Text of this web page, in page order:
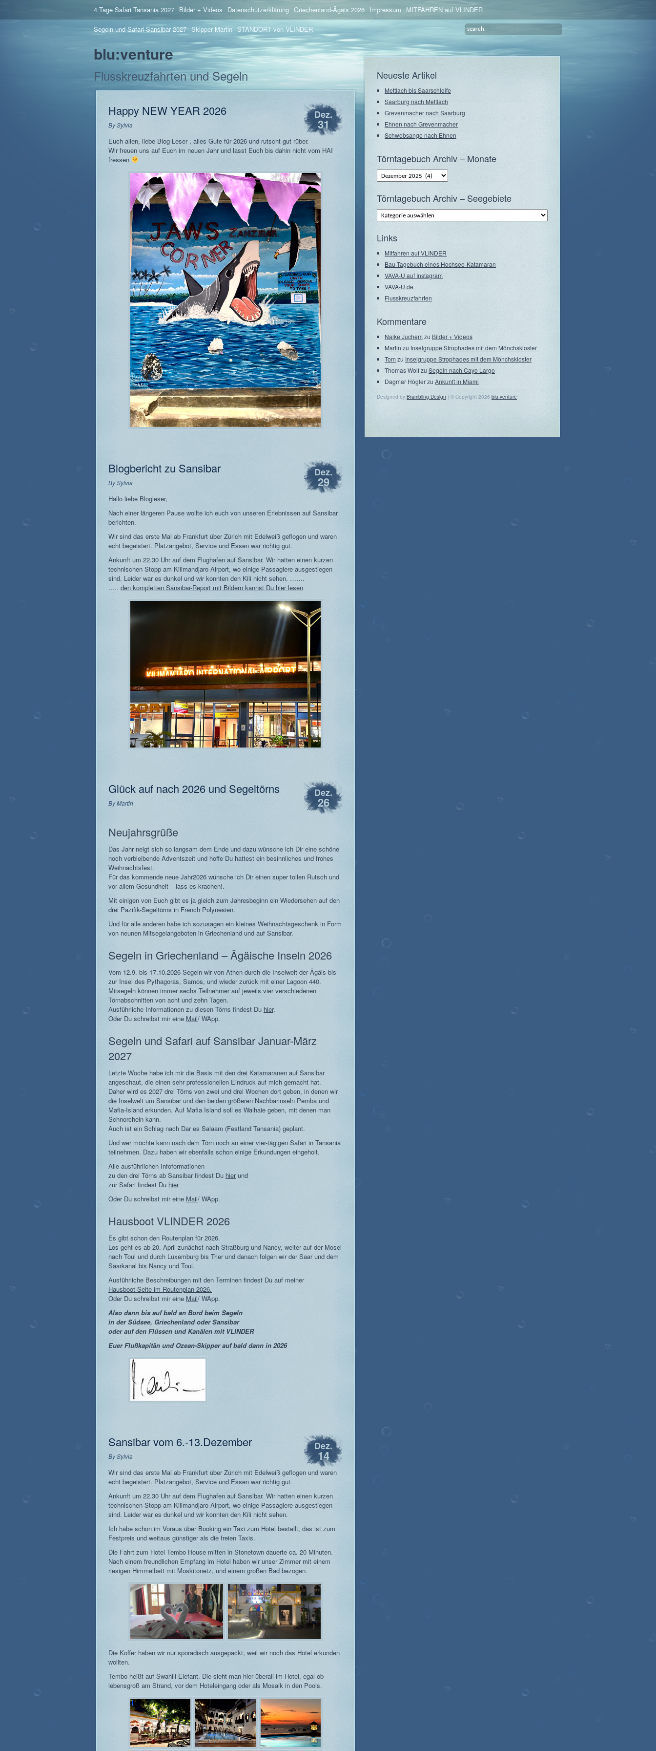
4 Tage Safari Tansania 2027 Bilder + Videos Datenschutzerklärung Griechenland-Ägäis 2026 Impressum MITFAHREN auf VLINDER
Segeln und Safari Sansibar 2027 Skipper Martin STANDORT von VLINDER
blu:venture
Flusskreuzfahrten und Segeln
Happy NEW YEAR 2026
BySylvia
Dez.
31
Euch allen, liebe Blog-Leser , alles Gute für 2026 und rutscht gut rüber.
Wir freuen uns auf Euch im neuen Jahr und lasst Euch bis dahin nicht vom HAI
fressen
Blogbericht zu Sansibar
BySylvia
Dez.
29
Hallo liebe Blogleser,
Nach einer längeren Pause wollte ich euch von unseren Erlebnissen auf Sansibar
berichten.
Wir sind das erste Mal ab Frankfurt über Zürich mit Edelweiß geflogen und waren
echt begeistert. Platzangebot, Service und Essen war richtig gut.
Ankunft um 22.30 Uhr auf dem Flughafen auf Sansibar. Wir hatten einen kurzen
technischen Stopp am Kilimandjaro Airport, wo einige Passagiere ausgestiegen
sind. Leider war es dunkel und wir konnten den Kili nicht sehen. …….
….. den kompletten Sansibar-Report mit Bildern kannst Du hier lesen
Glück auf nach 2026 und Segeltörns
ByMartin
Dez.
26
Neujahrsgrüße
Das Jahr neigt sich so langsam dem Ende und dazu wünsche ich Dir eine schöne
noch verbleibende Adventszeit und hoffe Du hattest ein besinnliches und frohes
Weihnachtsfest.
Für das kommende neue Jahr2026 wünsche ich Dir einen super tollen Rutsch und
vor allem Gesundheit – lass es krachen!.
Mit einigen von Euch gibt es ja gleich zum Jahresbeginn ein Wiedersehen auf den
drei Pazifik-Segeltörns in French Polynesien.
Und für alle anderen habe ich sozusagen ein kleines Weihnachtsgeschenk in Form
von neunen Mitsegelangeboten in Griechenland und auf Sansibar.
Segeln in Griechenland – Ägäische Inseln 2026
Vom 12.9. bis 17.10.2026 Segeln wir von Athen durch die Inselwelt der Ägäis bis
zur Insel des Pythagoras, Samos, und wieder zurück mit einer Lagoon 440.
Mitsegeln können immer sechs Teilnehmer auf jeweils vier verschiedenen
Törnabschnitten von acht und zehn Tagen.
Ausführliche Informationen zu diesen Törns findest Du hier.
Oder Du schreibst mir eine Mail/ WApp.
Segeln und Safari auf Sansibar Januar-März
2027
Letzte Woche habe ich mir die Basis mit den drei Katamaranen auf Sansibar
angeschaut, die einen sehr professionellen Eindruck auf mich gemacht hat.
Daher wird es 2027 drei Törns von zwei und drei Wochen dort geben, in denen wir
die Inselwelt um Sansibar und den beiden größeren Nachbarinseln Pemba und
Mafia-Island erkunden. Auf Mafia Island soll es Walhaie geben, mit denen man
Schnorcheln kann.
Auch ist ein Schlag nach Dar es Salaam (Festland Tansania) geplant.
Und wer möchte kann nach dem Törn noch an einer vier-tägigen Safari in Tansania
teilnehmen. Dazu haben wir ebenfalls schon einige Erkundungen eingeholt.
Alle ausführlichen Infoformationen
zu den drei Törns ab Sansibar findest Du hierund
zur Safari findest Du hier
Oder Du schreibst mir eine Mail/ WApp.
Hausboot VLINDER 2026
Es gibt schon den Routenplan für 2026.
Los geht es ab 20. April zunächst nach Straßburg und Nancy, weiter auf der Mosel
nach Toul und durch Luxemburg bis Trier und danach folgen wir der Saar und dem
Saarkanal bis Nancy und Toul.
Ausführliche Beschreibungen mit den Terminen findest Du auf meiner
Hausboot-Seite im Routenplan 2026.
Oder Du schreibst mir eine Mail/ WApp.
Also dann bis auf bald an Bord beim Segeln
in der Südsee, Griechenland oder Sansibar
oder auf den Flüssen und Kanälen mit VLINDER
Euer Flußkapitän und Ozean-Skipper auf bald dann in 2026
Sansibar vom 6.-13.Dezember
BySylvia
Dez.
14
Wir sind das erste Mal ab Frankfurt über Zürich mit Edelweiß geflogen und waren
echt begeistert. Platzangebot, Service und Essen war richtig gut.
Ankunft um 22.30 Uhr auf dem Flughafen auf Sansibar. Wir hatten einen kurzen
technischen Stopp am Kilimandjaro Airport, wo einige Passagiere ausgestiegen
sind. Leider war es dunkel und wir konnten den Kili nicht sehen.
Ich habe schon im Voraus über Booking ein Taxi zum Hotel bestellt, das ist zum
Festpreis und weitaus günstiger als die freien Taxis.
Die Fahrt zum Hotel Tembo House mitten in Stonetown dauerte ca. 20 Minuten.
Nach einem freundlichen Empfang im Hotel haben wir unser Zimmer mit einem
riesigen Himmelbett mit Moskitonetz, und einem großen Bad bezogen.
Die Koffer haben wir nur sporadisch ausgepackt, weil wir noch das Hotel erkunden
wollten.
Tembo heißt auf Swahili Elefant. Die sieht man hier überall im Hotel, egal ob
lebensgroß am Strand, vor dem Hoteleingang oder als Mosaik in den Pools.
Neueste Artikel
Mettlach bis Saarschleife
Saarburg nach Mettlach
Grevenmacher nach Saarburg
Ehnen nach Grevenmacher
Schwebsange nach Ehnen
Törntagebuch Archiv – Monate
Törntagebuch
Archiv
–
Törntagebuch Archiv – Seegebiete
Törntagebuch
Archiv
–
Links
Mitfahren auf VLINDER
Bau-Tagebuch eines Hochsee-Katamaran
VAVA-U auf Instagram
VAVA-U.de
Flusskreuzfahrten
Kommentare
Naike Juchemzu Bilder + Videos
Martin zu Inselgruppe Strophades mit dem Mönchskloster
Tom zu Inselgruppe Strophades mit dem Mönchskloster
Thomas Wolfzu Segeln nach Cayo Largo
Dagmar Höglerzu Ankunft in Miami
Designed by Brambling Design | © Copyright 2026 blu:venture